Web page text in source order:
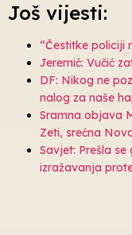
Još vijesti:
“Čestitke policiji
Jeremić: Vučić
DF: Nikog ne
nalog za naše
Sramna objava
Zeti, srećna
Savjet: Prešla
izražavanja